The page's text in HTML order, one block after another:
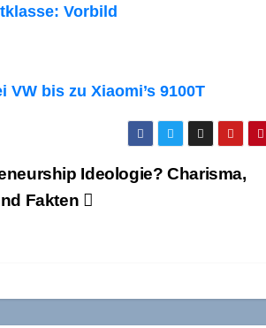
Vorbild
bis zu Xiaomi’s 9100T
Ideologie? Charisma,
Fakten